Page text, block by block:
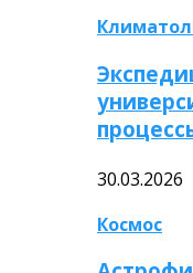
30.03.2026
Космос